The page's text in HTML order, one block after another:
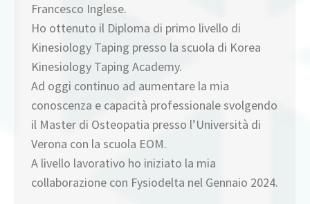
Francesco Inglese.
Ho ottenuto il Diploma di primo livello di
Kinesiology Taping presso la scuola di Korea
Kinesiology Taping Academy.
Ad oggi continuo ad aumentare la mia
conoscenza e capacità professionale svolgendo
il Master di Osteopatia presso l’Università di
Verona con la scuola EOM.
A livello lavorativo ho iniziato la mia
collaborazione con Fysiodelta nel Gennaio 2024.